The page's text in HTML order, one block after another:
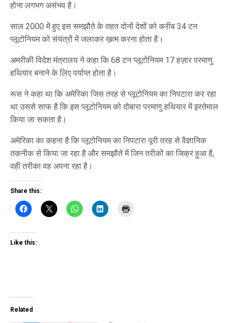
होना लगभग असंभव है।
साल 2000 में हुए इस समझौते के तहत दोनों देशों को करीब 34 टन
प्लूटोनियम को संयंत्रों में जलाकर ख़त्म करना होता है।
अमरीकी विदेश मंत्रालय ने कहा कि 68 टन प्लूटोनियम 17 हज़ार परमाणु
हथियार बनाने के लिए पर्याप्त होता है।
रूस ने कहा था कि अमेरिका जिस तरह से प्लूटोनियम का निपटारा कर रहा
था उससे साफ है कि इस प्लूटोनियम को दोबारा परमाणु हथियार में इस्तेमाल
किया जा सकता है।
अमेरिका का कहना है कि प्लूटोनियम का निपटारा पूरी तरह से वैज्ञानिक
तकनीक से किया जा रहा है और समझौते में जिन तरीकों का जिक्र हुआ है,
वही तरीका वह अपना रहा है।
Share this:
Like this:
Related